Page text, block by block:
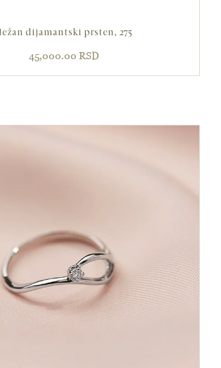
dijamantski prsten, 275
45,000.00 RSD